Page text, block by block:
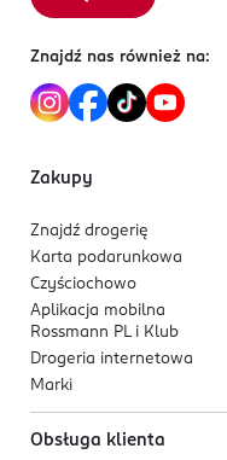
odświeżającymi
charakterystyczną
Dla kogo jest ten
męskiego zapachu.
Znajdź nas również na:
Zakupy
Znajdź drogerię
Karta podarunkowa
Czyściochowo
Aplikacja mobilna
Rossmann PL i Klub
Drogeria internetowa
Marki
Obsługa klienta